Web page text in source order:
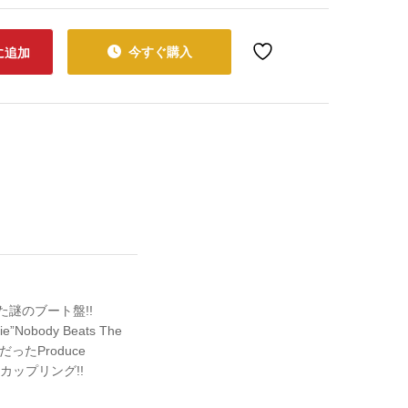
追加 今すぐ購入
謎のブート盤!!
Beats The
ったProduce
ップリング!!